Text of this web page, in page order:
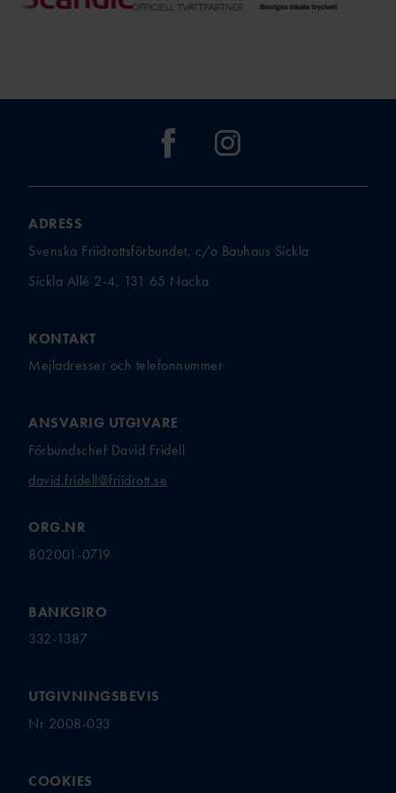
ADRESS
Svenska Friidrottsförbundet, c/o Bauhaus Sickla
Sickla Allé 2-4, 131 65 Nacka
KONTAKT
Mejladresser och telefonnummer
ANSVARIG UTGIVARE
Förbundschef David Fridell
david.fridell@friidrott.se
ORG.NR
802001-0719
BANKGIRO
332-1387
UTGIVNINGSBEVIS
Nr 2008-033
COOKIES